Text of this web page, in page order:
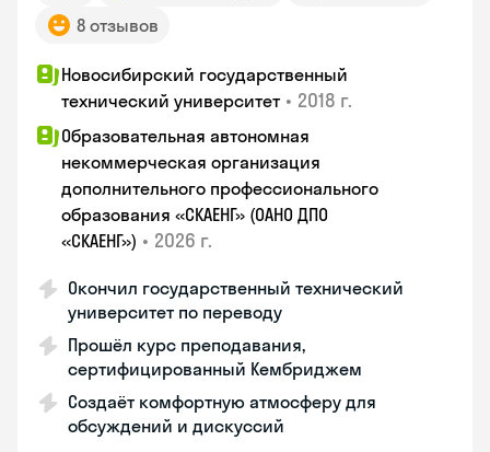
8 отзывов
Новосибирский государственный
технический университет • 2018 г.
Образовательная автономная
некоммерческая организация
дополнительного профессионального
образования «СКАЕНГ» (ОАНО ДПО
«СКАЕНГ») • 2026 г.
Окончил государственный технический
университет по переводу
Прошёл курс преподавания,
сертифицированный Кембриджем
Создаёт комфортную атмосферу для
обсуждений и дискуссий